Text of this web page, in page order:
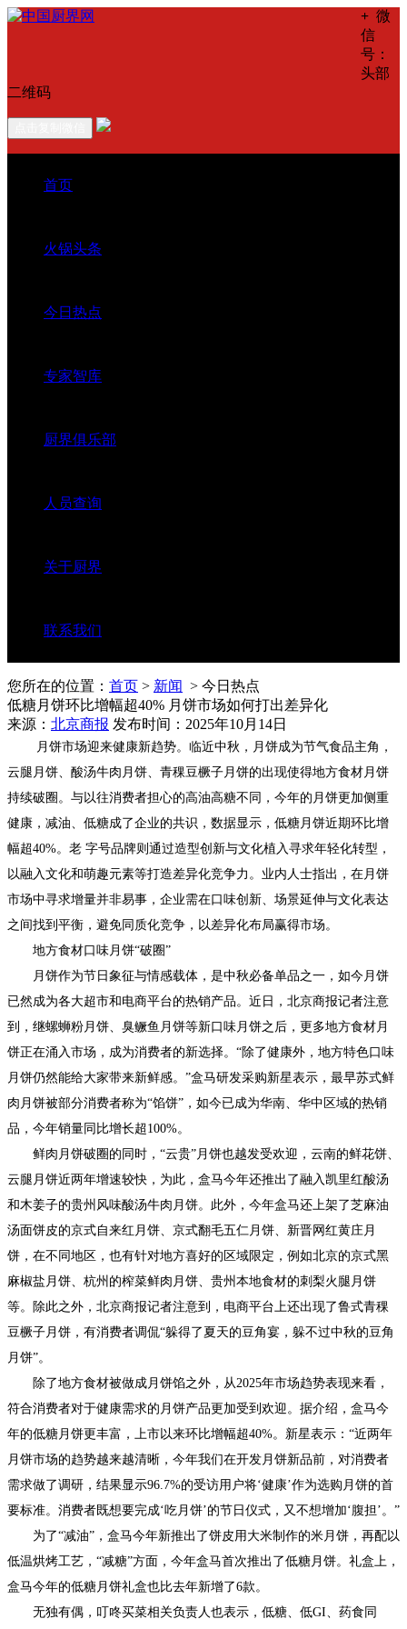
+ 微
信
号：
头部
二维码
首页
火锅头条
今日热点
专家智库
厨界俱乐部
人员查询
关于厨界
联系我们
您所在的位置： 首页 > 新闻 > 今日热点
低糖月饼环比增幅超40% 月饼市场如何打出差异化
来源： 北京商报 发布时间：2025年10月14日
月饼市场迎来健康新趋势。临近中秋，月饼成为节气食品主角，
云腿月饼、酸汤牛肉月饼、青稞豆橛子月饼的出现使得地方食材月饼
持续破圈。与以往消费者担心的高油高糖不同，今年的月饼更加侧重
健康，减油、低糖成了企业的共识，数据显示，低糖月饼近期环比增
幅超40%。老 字号品牌则通过造型创新与文化植入寻求年轻化转型，
以融入文化和萌趣元素等打造差异化竞争力。业内人士指出，在月饼
市场中寻求增量并非易事，企业需在口味创新、场景延伸与文化表达
之间找到平衡，避免同质化竞争，以差异化布局赢得市场。
地方食材口味月饼“破圈”
月饼作为节日象征与情感载体，是中秋必备单品之一，如今月饼
已然成为各大超市和电商平台的热销产品。近日，北京商报记者注意
到，继螺蛳粉月饼、臭鳜鱼月饼等新口味月饼之后，更多地方食材月
饼正在涌入市场，成为消费者的新选择。“除了健康外，地方特色口味
月饼仍然能给大家带来新鲜感。”盒马研发采购新星表示，最早苏式鲜
肉月饼被部分消费者称为“馅饼”，如今已成为华南、华中区域的热销
品，今年销量同比增长超100%。
鲜肉月饼破圈的同时，“云贵”月饼也越发受欢迎，云南的鲜花饼、
云腿月饼近两年增速较快，为此，盒马今年还推出了融入凯里红酸汤
和木姜子的贵州风味酸汤牛肉月饼。此外，今年盒马还上架了芝麻油
汤面饼皮的京式自来红月饼、京式翻毛五仁月饼、新晋网红黄庄月
饼，在不同地区，也有针对地方喜好的区域限定，例如北京的京式黑
麻椒盐月饼、杭州的榨菜鲜肉月饼、贵州本地食材的刺梨火腿月饼
等。除此之外，北京商报记者注意到，电商平台上还出现了鲁式青稞
豆橛子月饼，有消费者调侃“躲得了夏天的豆角宴，躲不过中秋的豆角
月饼”。
除了地方食材被做成月饼馅之外，从2025年市场趋势表现来看，
符合消费者对于健康需求的月饼产品更加受到欢迎。据介绍，盒马今
年的低糖月饼更丰富，上市以来环比增幅超40%。新星表示：“近两年
月饼市场的趋势越来越清晰，今年我们在开发月饼新品前，对消费者
需求做了调研，结果显示96.7%的受访用户将‘健康’作为选购月饼的首
要标准。消费者既想要完成‘吃月饼’的节日仪式，又不想增加‘腹担’。”
为了“减油”，盒马今年新推出了饼皮用大米制作的米月饼，再配以
低温烘烤工艺，“减糖”方面，今年盒马首次推出了低糖月饼。礼盒上，
盒马今年的低糖月饼礼盒也比去年新增了6款。
无独有偶，叮咚买菜相关负责人也表示，低糖、低GI、药食同